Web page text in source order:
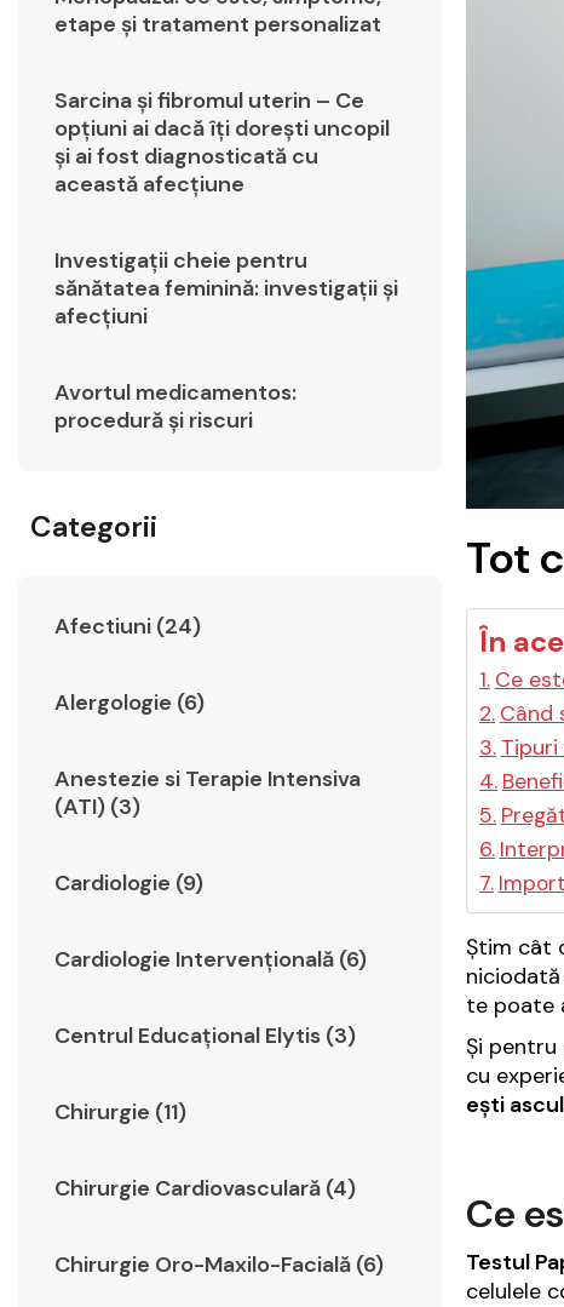
etape și tratament personalizat
Sarcina și fibromul uterin – Ce
opțiuni ai dacă îți dorești uncopil
și ai fost diagnosticată cu
această afecțiune
Investigații cheie pentru
sănătatea feminină: investigații și
afecțiuni
Avortul medicamentos:
procedură și riscuri
Categorii
Afectiuni (24)
Alergologie (6)
Anestezie si Terapie Intensiva
(ATI) (3)
Cardiologie (9)
Cardiologie Intervențională (6)
Centrul Educațional Elytis (3)
Chirurgie (11)
Chirurgie Cardiovasculară (4)
Chirurgie Oro-Maxilo-Facială (6)
Tot
În
Ce
Când
Tipuri
Știm cât
niciodată
te poate
Și pentru
cu
ești
Ce
Testul
celulele